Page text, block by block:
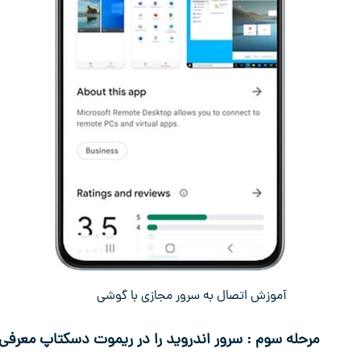
آموزش اتصال به سرور مجازی با گوشی
مرحله سوم : سرور اندروید را در ریموت دسکتاپ